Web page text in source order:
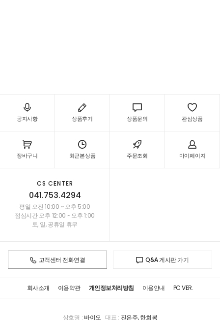
공지사항 상품후기 상품문의 관심상품
장바구니 최근본상품 주문조회 마이페이지
CS CENTER
041.753.4294
평일 오전 10:00 ~ 오후 5:00
점심시간 오후 12:00 ~ 오후 1:00
토, 일, 공휴일 휴무
고객센터 전화연결 Q&A 게시판 가기
회사소개 이용약관 개인정보처리방침 이용안내 PC VER.
상호명 : 바이오 대표 : 진은주, 한희봉